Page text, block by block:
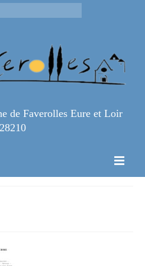
de Faverolles Eure et Loir
28210